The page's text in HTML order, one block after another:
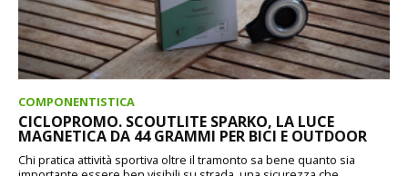
COMPONENTISTICA
CICLOPROMO. SCOUTLITE SPARKO, LA LUCE
MAGNETICA DA 44 GRAMMI PER BICI E OUTDOOR
Chi pratica attività sportiva oltre il tramonto sa bene quanto sia